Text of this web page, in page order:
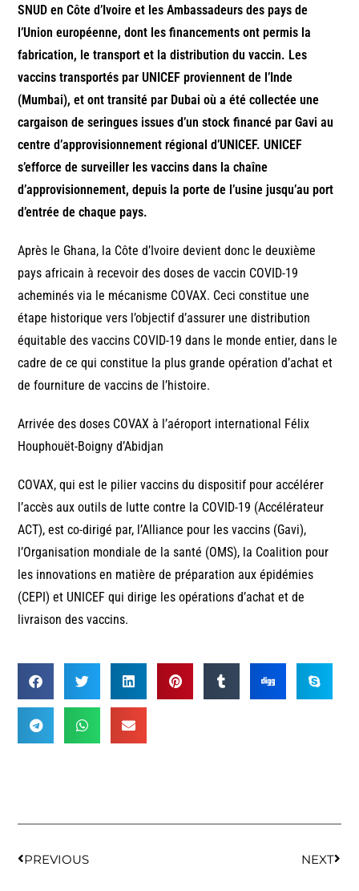
SNUD en Côte d’Ivoire et les Ambassadeurs des pays de
l’Union européenne, dont les financements ont permis la
fabrication, le transport et la distribution du vaccin. Les
vaccins transportés par UNICEF proviennent de l’Inde
(Mumbai), et ont transité par Dubai où a été collectée une
cargaison de seringues issues d’un stock financé par Gavi au
centre d’approvisionnement régional d’UNICEF.UNICEF
s’efforce de surveiller les vaccins dans la chaîne
d’approvisionnement, depuis la porte de l’usine jusqu’au port
d’entrée de chaque pays.
Après le Ghana, la Côte d’Ivoire devient donc le deuxième
pays africain à recevoir des doses de vaccin COVID-19
acheminés via le mécanisme COVAX. Ceci constitue une
étape historique vers l’objectif d’assurer une distribution
équitable des vaccins COVID-19 dans le monde entier, dans le
cadre de ce qui constitue la plus grande opération d’achat et
de fourniture de vaccins de l’histoire.
Arrivée des doses COVAX à l’aéroport international Félix
Houphouët-Boigny d’Abidjan
COVAX, qui est le pilier vaccins du dispositif pour accélérer
l’accès aux outils de lutte contre la COVID-19 (Accélérateur
ACT), est co-dirigé par, l’Alliance pour les vaccins (Gavi),
l’Organisation mondiale de la santé (OMS), la Coalition pour
les innovations en matière de préparation aux épidémies
(CEPI) et UNICEF qui dirige les opérations d’achat et de
livraison des vaccins.
PREVIOUS NEXT